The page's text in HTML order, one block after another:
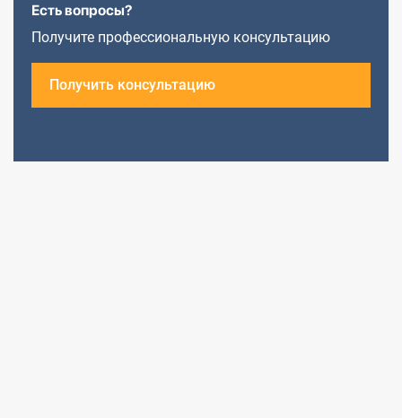
Есть вопросы?
Получите профессиональную консультацию
Получить консультацию